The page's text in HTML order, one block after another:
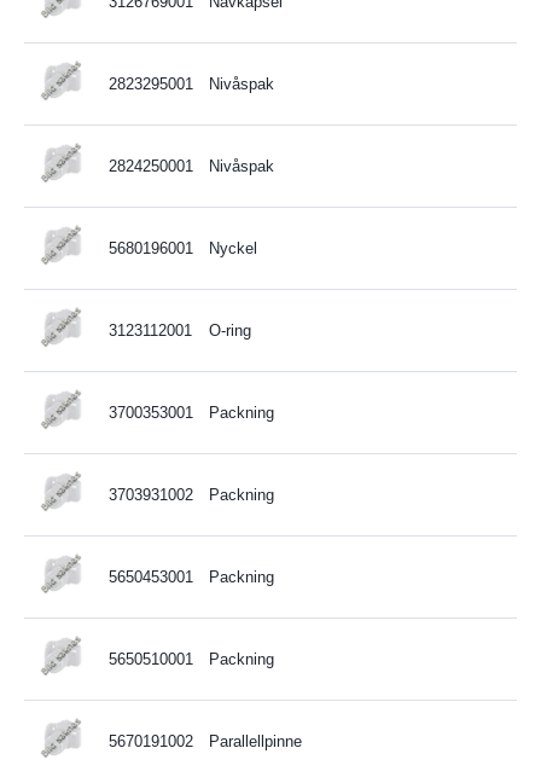
2823295001 Nivåspak
2824250001 Nivåspak
5680196001 Nyckel
3123112001 O-ring
3700353001 Packning
3703931002 Packning
5650453001 Packning
5650510001 Packning
5670191002 Parallellpinne